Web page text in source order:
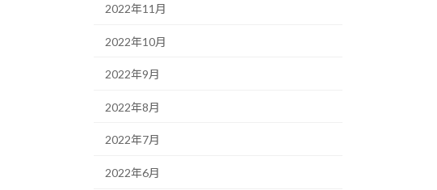
2022年11月
2022年10月
2022年9月
2022年8月
2022年7月
2022年6月